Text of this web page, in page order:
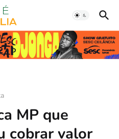
MP que
cobrar valor